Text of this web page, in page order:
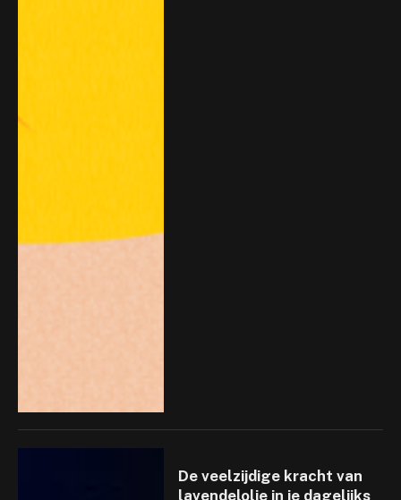
De veelzijdige kracht van
lavendelolie in je dagelijks